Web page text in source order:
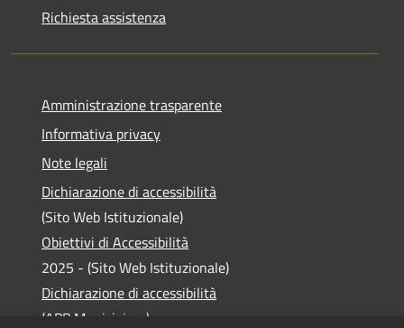
Richiesta assistenza
Amministrazione trasparente
Informativa privacy
Note legali
Dichiarazione di accessibilità
(Sito Web Istituzionale)
Obiettivi di Accessibilità
2025 - (Sito Web Istituzionale)
Dichiarazione di accessibilità
(APP Municipium)